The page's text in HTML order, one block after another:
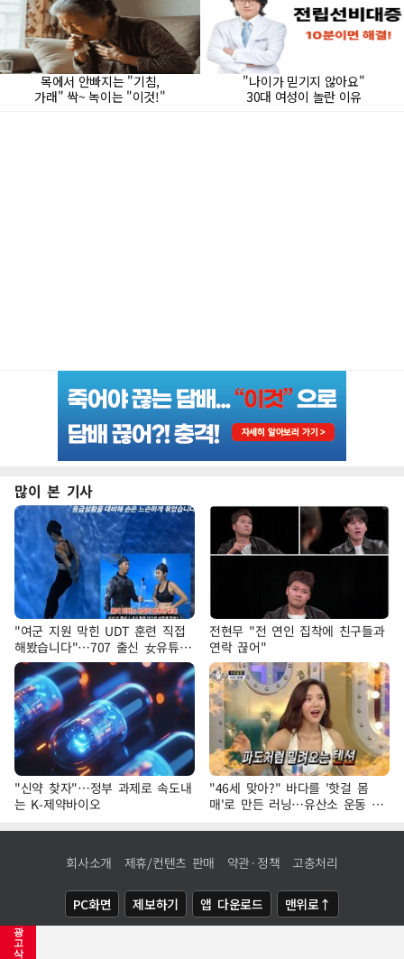
광
고
삭
많이 본 기사
"여군 지원 막힌 UDT 훈련 직접
해봤습니다"…707 출신 女유튜버
'완벽 소화'
전현무 "전 연인 집착에 친구들과
연락 끊어"
"신약 찾자"…정부 과제로 속도내
는 K-제약바이오
"46세 맞아?" 바다를 '핫걸 몸
매'로 만든 러닝…유산소 운동 효
과 '톡톡'
회사소개 제휴/컨텐츠 판매 약관·정책 고충처리
PC화면 제보하기 앱 다운로드 맨위로↑